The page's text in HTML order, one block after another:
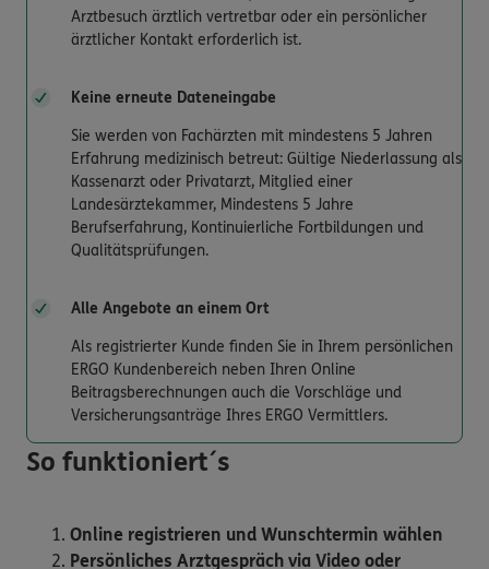
Arztbesuch ärztlich vertretbar oder ein persönlicher
ärztlicher Kontakt erforderlich ist.
Keine erneute Dateneingabe
Sie werden von Fachärzten mit mindestens 5 Jahren
Erfahrung medizinisch betreut: Gültige Niederlassung als
Kassenarzt oder Privatarzt, Mitglied einer
Landesärztekammer, Mindestens 5 Jahre
Berufserfahrung, Kontinuierliche Fortbildungen und
Qualitätsprüfungen.
Alle Angebote an einem Ort
Als registrierter Kunde finden Sie in Ihrem persönlichen
ERGO Kundenbereich neben Ihren Online
Beitragsberechnungen auch die Vorschläge und
Versicherungsanträge Ihres ERGO Vermittlers.
So funktioniert´s
Online registrieren und Wunschtermin wählen
Persönliches Arztgespräch via Video oder